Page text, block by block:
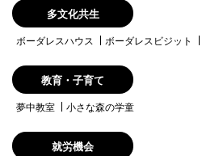
多文化共生
ボーダレスハウス ボーダレスビジット
教育・子育て
夢中教室 小さな森の学童
就労機会